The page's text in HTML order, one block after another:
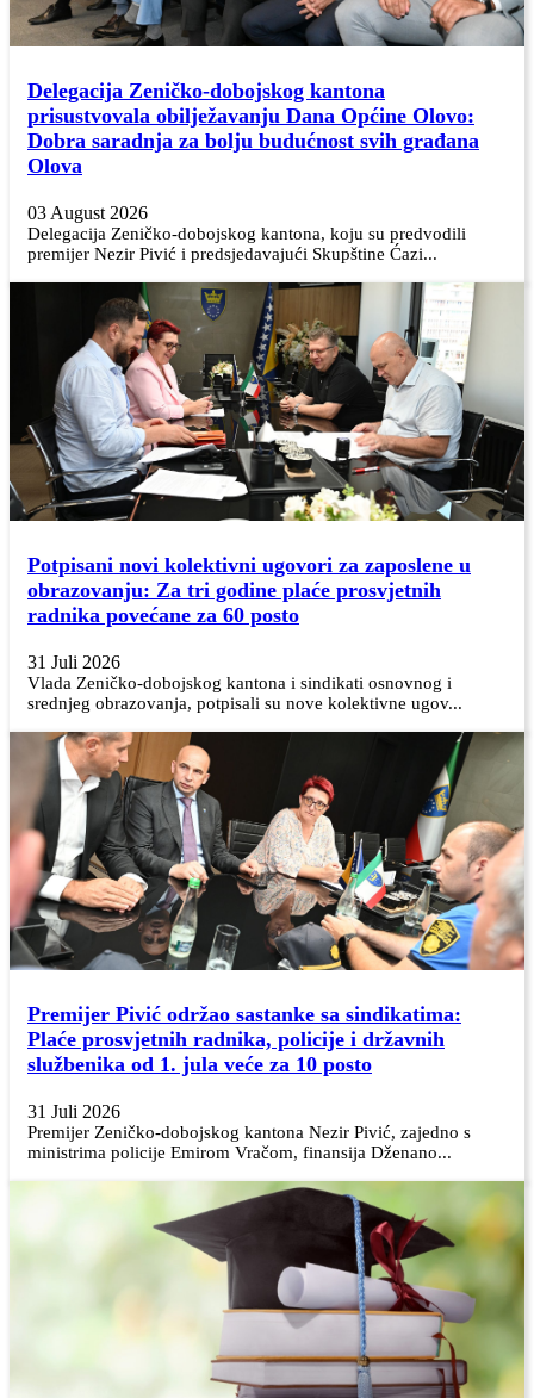
Delegacija Zeničko-dobojskog kantona
prisustvovala obilježavanju Dana Općine Olovo:
Dobra saradnja za bolju budućnost svih građana
Olova
03 August 2026
Delegacija Zeničko-dobojskog kantona, koju su predvodili
premijer Nezir Pivić i predsjedavajući Skupštine Ćazi...
Potpisani novi kolektivni ugovori za zaposlene u
obrazovanju: Za tri godine plaće prosvjetnih
radnika povećane za 60 posto
31 Juli 2026
Vlada Zeničko-dobojskog kantona i sindikati osnovnog i
srednjeg obrazovanja, potpisali su nove kolektivne ugov...
Premijer Pivić održao sastanke sa sindikatima:
Plaće prosvjetnih radnika, policije i državnih
službenika od 1. jula veće za 10 posto
31 Juli 2026
Premijer Zeničko-dobojskog kantona Nezir Pivić, zajedno s
ministrima policije Emirom Vračom, finansija Dženano...